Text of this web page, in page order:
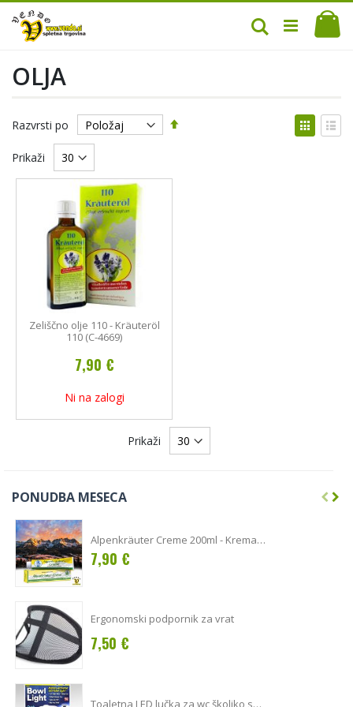
Iskanje
OLJA
Razvrsti po
Nastavi
kot
Prikaži
Zeliščno olje 110 - Kräuteröl
110 (C-4669)
7,90 €
Ni na zalogi
Prikaži
PONUDBA MESECA
Alpenkräuter Creme 200ml - Krema
Alpska zelišča s konopljinim oljem in
hudičevim krempljem - Original LACURE
7,90 €
Ergonomski podpornik za vrat
7,50 €
Toaletna LED lučka za wc školjko s